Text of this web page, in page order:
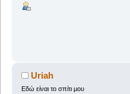
Uriah
Εδώ είναι το σπίτι μου